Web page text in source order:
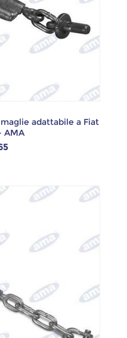
adattabile a Fiat
AMA